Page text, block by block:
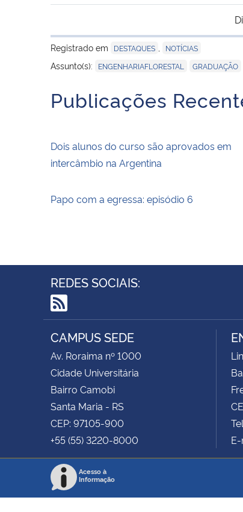
Registrado em
DESTAQUES NOTÍCIAS
Assunto(s): ENGENHARIAFLORESTAL GRADUAÇÃO
Publicações
Dois alunos do curso são aprovados em
intercâmbio na Argentina
Papo com a egressa: episódio 6
REDES SOCIAIS:
RSS
CAMPUS SEDE
Av. Roraima nº 1000
Cidade Universitária
Bairro Camobi
Santa Maria - RS
CEP: 97105-900
+55 (55) 3220-8000
Acesso à
Informação